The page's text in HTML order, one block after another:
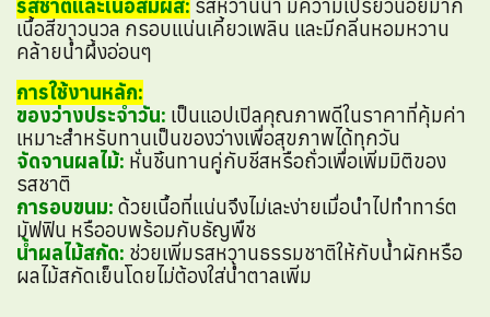
รสชาติและเนื้อสัมผัส: รสหวานนำ มีความเปรี้ยวน้อยมาก
เนื้อสีขาวนวล กรอบแน่นเคี้ยวเพลิน และมีกลิ่นหอมหวาน
คล้ายน้ำผึ้งอ่อนๆ
การใช้งานหลัก:
ของว่างประจำวัน: เป็นแอปเปิลคุณภาพดีในราคาที่คุ้มค่า
เหมาะสำหรับทานเป็นของว่างเพื่อสุขภาพได้ทุกวัน
จัดจานผลไม้: หั่นชิ้นทานคู่กับชีสหรือถั่วเพื่อเพิ่มมิติของ
รสชาติ
การอบขนม: ด้วยเนื้อที่แน่นจึงไม่เละง่ายเมื่อนำไปทำทาร์ต
มัฟฟิน หรืออบพร้อมกับธัญพืช
น้ำผลไม้สกัด: ช่วยเพิ่มรสหวานธรรมชาติให้กับน้ำผักหรือ
ผลไม้สกัดเย็นโดยไม่ต้องใส่น้ำตาลเพิ่ม